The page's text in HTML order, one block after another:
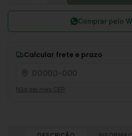
Comprar pelo
Calcular frete e prazo
Não sei meu CEP